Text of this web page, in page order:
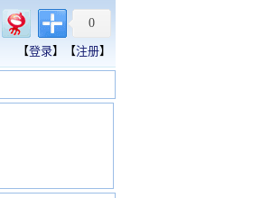
0
【登录】【注册】